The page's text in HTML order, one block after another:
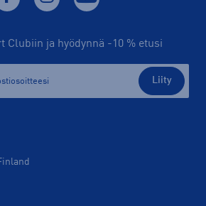
Clubiin ja hyödynnä -10 % etusi
Liity